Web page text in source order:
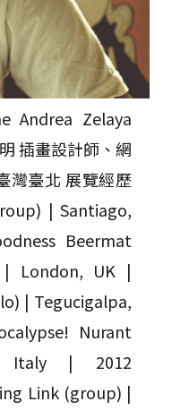
Andrea Zelaya
插畫設計師、網
灣臺北 展覽經歷
| Santiago,
Beermat
| London, UK |
| Tegucigalpa,
Nurant
Italy | 2012
Link (group) |